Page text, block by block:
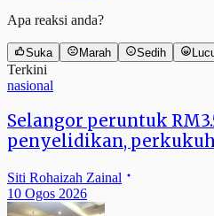
Apa reaksi anda?
Suka Marah Sedih
Terkini
nasional
Selangor peruntuk
penyelidikan, perkukuh
Siti Rohaizah Zainal
10 Ogos 2026